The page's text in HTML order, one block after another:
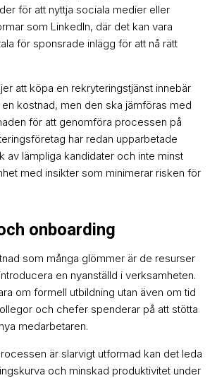
för att nyttja sociala medier eller
som LinkedIn, där det kan vara
för sponsrade inlägg för att nå rätt
att köpa en rekryteringstjänst innebär
kostnad, men den ska jämföras med
för att genomföra processen på
har redan upparbetade
av lämpliga kandidater och inte minst
med insikter som minimerar risken för
onboarding
som många glömmer är de resurser
en nyanställd i verksamheten.
om formell utbildning utan även om tid
och chefer spenderar på att stötta
medarbetaren.
är slarvigt utformad kan det leda
och minskad produktivitet under